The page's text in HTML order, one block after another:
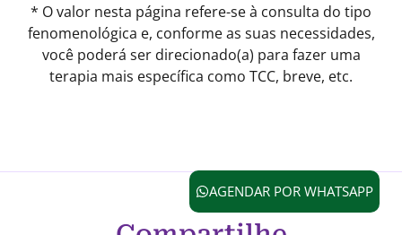
* O valor nesta página refere-se à consulta do tipo
fenomenológica e, conforme as suas necessidades,
você poderá ser direcionado(a) para fazer uma
terapia mais específica como TCC, breve, etc.
AGENDAR POR WHATSAPP